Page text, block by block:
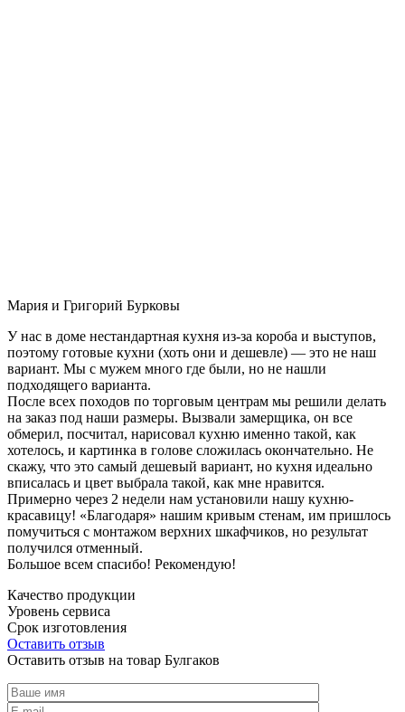
Мария и Григорий Бурковы
У нас в доме нестандартная кухня из-за короба и выступов,
поэтому готовые кухни (хоть они и дешевле) — это не наш
вариант. Мы с мужем много где были, но не нашли
подходящего варианта.
После всех походов по торговым центрам мы решили делать
на заказ под наши размеры. Вызвали замерщика, он все
обмерил, посчитал, нарисовал кухню именно такой, как
хотелось, и картинка в голове сложилась окончательно. Не
скажу, что это самый дешевый вариант, но кухня идеально
вписалась и цвет выбрала такой, как мне нравится.
Примерно через 2 недели нам установили нашу кухню-
красавицу! «Благодаря» нашим кривым стенам, им пришлось
помучиться с монтажом верхних шкафчиков, но результат
получился отменный.
Большое всем спасибо! Рекомендую!
Качество продукции
Уровень сервиса
Срок изготовления
Оставить отзыв
Оставить отзыв на товар Булгаков